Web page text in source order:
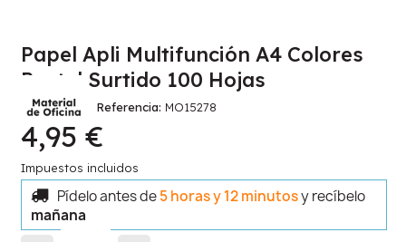
Papel Apli Multifunción A4 Colores
Pastel Surtido 100 Hojas
Referencia MO15278
4,95 €
Impuestos incluidos
Pídelo antes de5 horas y 12 minutosy recíbelo
mañana